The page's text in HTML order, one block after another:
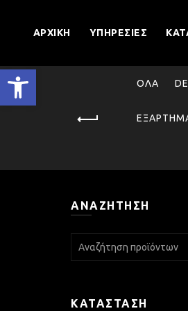
Ανοίξτε τη γραμμή εργαλείων
ΑΡΧΙΚΉ ΥΠΗΡΕΣΊΕΣ
ΌΛΑ
ΑΝΑΖΉΤΗΣΗ
Search
ΚΑΤΆΣΤΑΣΗ